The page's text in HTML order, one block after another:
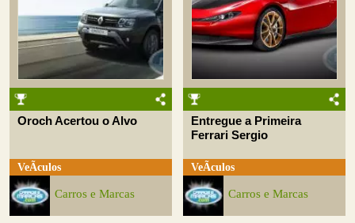
Oroch Acertou o Alvo
VeÃ­culos
Carros e Marcas
Entregue a Primeira
Ferrari Sergio
VeÃ­culos
Carros e Marcas